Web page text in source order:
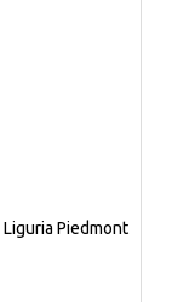
Liguria Piedmont